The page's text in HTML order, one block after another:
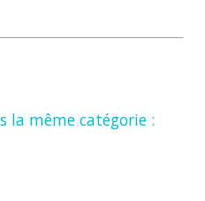
la même catégorie :